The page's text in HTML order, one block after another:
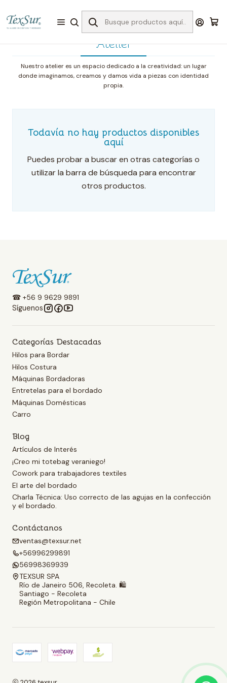
Inicio Atelier
Atelier
Nuestro atelier es un espacio dedicado a la creatividad: un lugar
donde imaginamos, creamos y damos vida a piezas con identidad
propia.
Todavía no hay productos disponibles
aquí
Puedes probar a buscar en otras categorías o
utilizar la barra de búsqueda para encontrar
otros productos.
☎ +56 9 9629 9891
Síguenos
Categorías Destacadas
Hilos para Bordar
Hilos Costura
Máquinas Bordadoras
Entretelas para el bordado
Máquinas Domésticas
Carro
Blog
Artículos de Interés
¡Creo mi totebag veraniego!
Cowork para trabajadores textiles
El arte del bordado
Charla Técnica: Uso correcto de las agujas en la confección
y el bordado.
Contáctanos
ventas@texsur.net
+56996299891
56998369939
TEXSUR SPA
Río de Janeiro 506, Recoleta. 🛍️
Santiago - Recoleta
Región Metropolitana - Chile